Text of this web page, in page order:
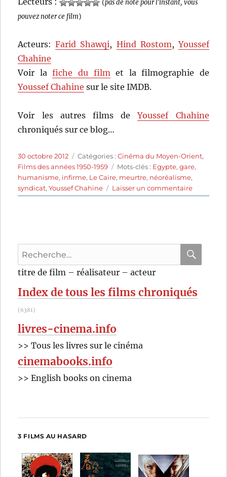
(pas de note pour l'instant, vous
pouvez noter ce film)
Acteurs:Farid Shawqi, Hind Rostom,Youssef
Chahine
Voir lafiche du filmet la filmographie de
Youssef Chahine sur le site IMDB.
Voir les autres films deYoussef Chahine
chroniqués sur ce blog…
Publié
le
30 octobre 2012 Catégories
Catégories :Cinéma du Moyen-Orient,
Films des années 1950-1959
Étiquettes
Mots-clés : Egypte,gare,
humanisme, infirme, Le Caire, meurtre, néoréalisme,
syndicat,Youssef Chahine Laisser un commentairesur
Gare
Chahine
Recherche
pour
titre de film – réalisateur – acteur
Index de tous les films chroniqués
(6381)
livres-cinema.info
>> Tous les livres sur le cinéma
cinemabooks.info
>> English books on cinema
3 FILMS AU HASARD